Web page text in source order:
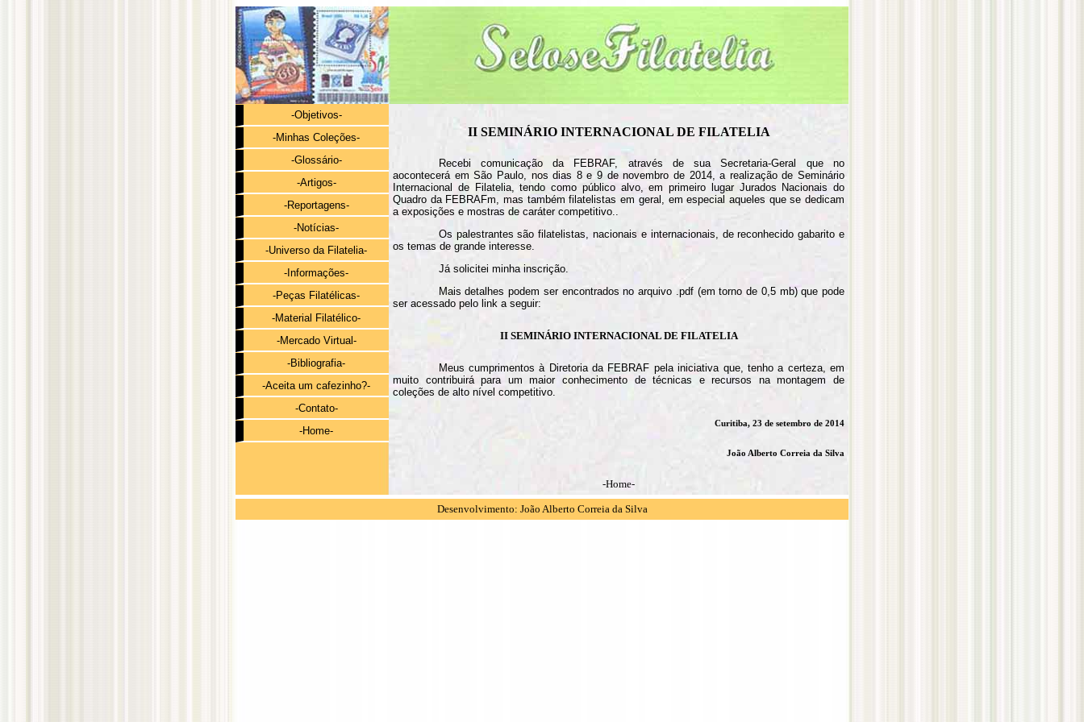
-Objetivos-
-Minhas Coleções-
-Glossário-
-Artigos-
-Reportagens-
-Notícias-
-Universo da Filatelia-
-Informações-
-Peças Filatélicas-
-Material Filatélico-
-Mercado Virtual-
-Bibliografia-
-Aceita um cafezinho?-
-Contato-
-Home-
II SEMINÁRIO INTERNACIONAL DE FILATELIA
Recebi comunicação da FEBRAF, através de sua Secretaria-Geral que no
aocontecerá em São Paulo, nos dias 8 e 9 de novembro de 2014, a realização de Seminário
Internacional de Filatelia, tendo como público alvo, em primeiro lugar Jurados Nacionais do
Quadro da FEBRAFm, mas também filatelistas em geral, em especial aqueles que se dedicam
a exposições e mostras de caráter competitivo..
Os palestrantes são filatelistas, nacionais e internacionais, de reconhecido gabarito e
os temas de grande interesse.
Já solicitei minha inscrição.
Mais detalhes podem ser encontrados no arquivo .pdf (em torno de 0,5 mb) que pode
ser acessado pelo link a seguir:
II SEMINÁRIO INTERNACIONAL DE FILATELIA
Meus cumprimentos à Diretoria da FEBRAF pela iniciativa que, tenho a certeza, em
muito contribuirá para um maior conhecimento de técnicas e recursos na montagem de
coleções de alto nível competitivo.
Curitiba, 23 de setembro de 2014
João Alberto Correia da Silva
-Home-
Desenvolvimento: João Alberto Correia da Silva